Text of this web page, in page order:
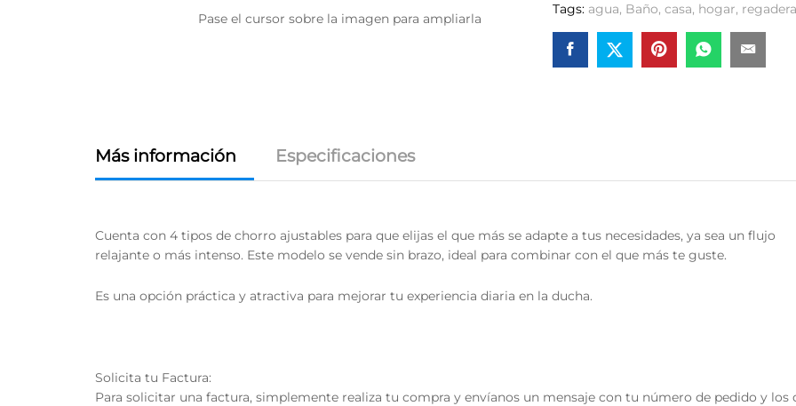
Pase el cursor sobre la imagen para ampliarla
Tags: agua, Baño,casa, hogar, regadera
Más información Especificaciones
Cuenta con 4 tipos de chorro ajustables para que elijas el que más se adapte a tus necesidades, ya sea un flujo
relajante o más intenso. Este modelo se vende sin brazo, ideal para combinar con el que más te guste.
Es una opción práctica y atractiva para mejorar tu experiencia diaria en la ducha.
Solicita tu Factura:
Para solicitar una factura, simplemente realiza tu compra y envíanos un mensaje con tu número de pedido y los